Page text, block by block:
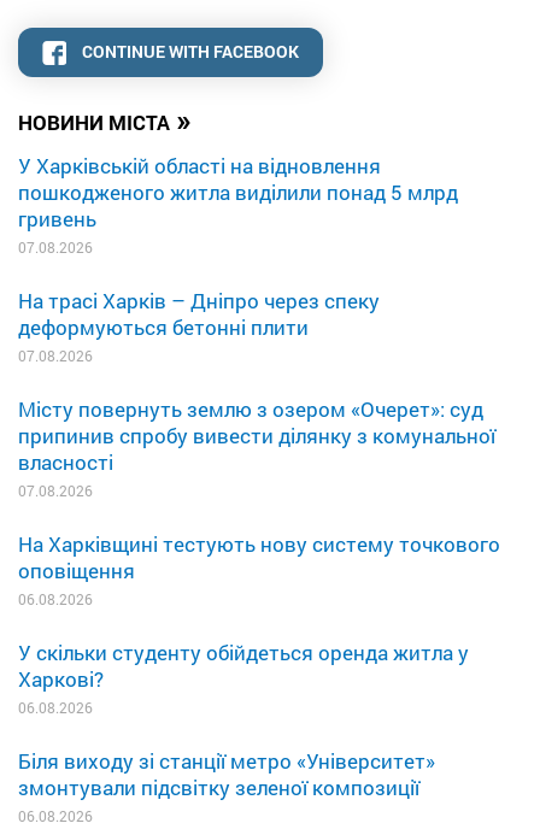
НОВИНИ МІСТА »
У Харківській області на відновлення
пошкодженого житла виділили понад 5 млрд
гривень
07.08.2026
На трасі Харків – Дніпро через спеку
деформуються бетонні плити
07.08.2026
Місту повернуть землю з озером «Очерет»: суд
припинив спробу вивести ділянку з комунальної
власності
07.08.2026
На Харківщині тестують нову систему точкового
оповіщення
06.08.2026
У скільки студенту обійдеться оренда житла у
Харкові?
06.08.2026
Біля виходу зі станції метро «Університет»
змонтували підсвітку зеленої композиції
06.08.2026
CONTINUE WITH FACEBOOK